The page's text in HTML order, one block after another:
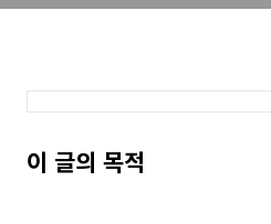
이 글의 목적